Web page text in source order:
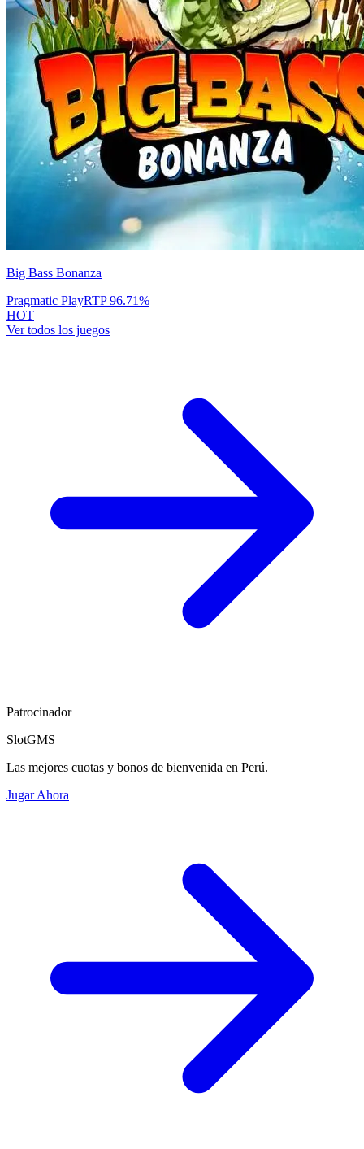
Big Bass Bonanza
Pragmatic PlayRTP96.71%
HOT
Ver todos los juegos
Patrocinador
SlotGMS
Las mejores cuotas y bonos de bienvenida en Perú.
Jugar Ahora